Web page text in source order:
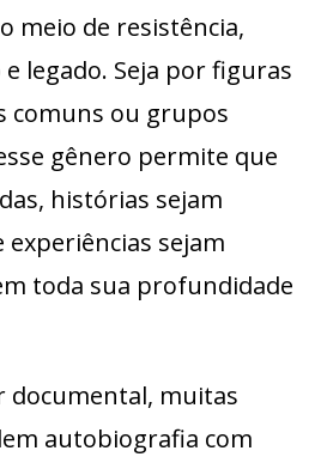
meio de resistência,
legado. Seja por figuras
comuns ou grupos
gênero permite que
histórias sejam
sejam
toda sua profundidade
documental, muitas
autobiografia com